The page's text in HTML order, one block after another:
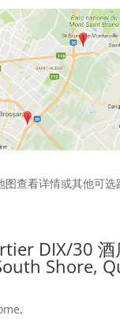
图查看详情或其他可选
DIX/30 酒
Shore,